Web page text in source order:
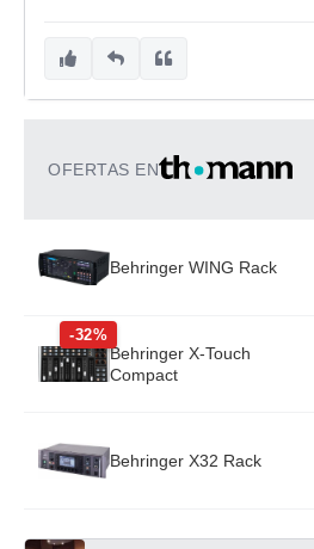
OFERTAS EN
Behringer WING Rack
-32%
Behringer X-Touch
Compact
Behringer X32 Rack